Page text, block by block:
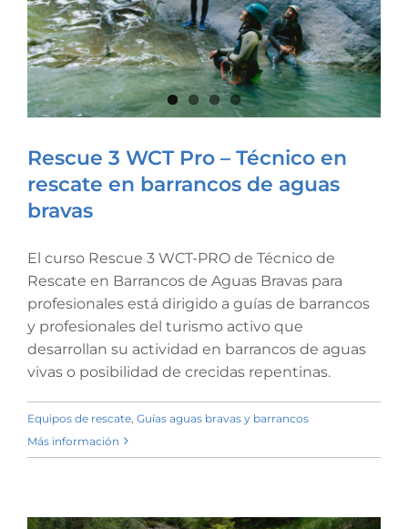
Rescue 3 WCT Pro – Técnico
aguas bravas
Rescue 3 WCT Pro – Técnico en
rescate en barrancos de aguas
bravas
El curso Rescue 3 WCT-PRO de Técnico de
Rescate en Barrancos de Aguas Bravas para
profesionales está dirigido a guías de barrancos
y profesionales del turismo activo que
desarrollan su actividad en barrancos de aguas
vivas o posibilidad de crecidas repentinas.
Equipos de rescate Guías aguas bravas y barrancos
Más información